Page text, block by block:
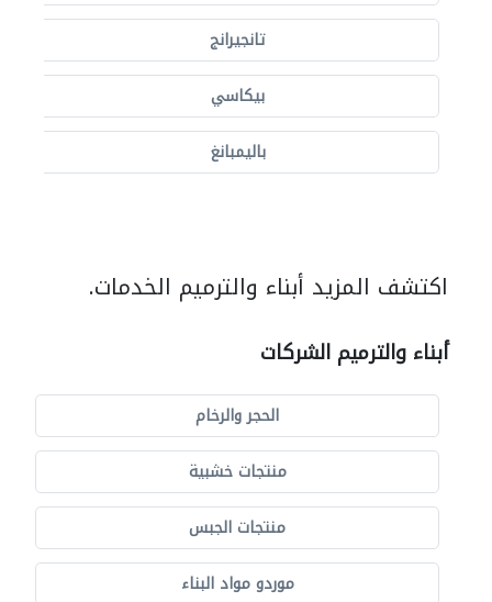
تانجيرانج
بيكاسي
باليمبانغ
اكتشف المزيد أبناء والترميم الخدمات.
أبناء والترميم الشركات
الحجر والرخام
منتجات خشبية
منتجات الجبس
موردو مواد البناء